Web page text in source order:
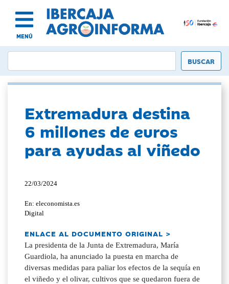
MENÚ
Extremadura destina
6 millones de euros
para ayudas al viñedo
22/03/2024
En: eleconomista.es
Digital
ENLACE AL DOCUMENTO ORIGINAL >
La presidenta de la Junta de Extremadura, María
Guardiola, ha anunciado la puesta en marcha de
diversas medidas para paliar los efectos de la sequía en
el viñedo y el olivar, cultivos que se quedaron fuera de